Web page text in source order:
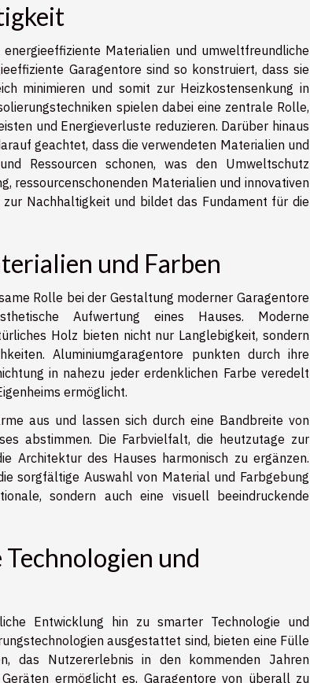
Materialien und umweltfreundliche
Garagentore sind so konstruiert, dass sie
minimieren und somit zur Heizkostensenkung in
spielen dabei eine zentrale Rolle,
und Energieverluste reduzieren. Darüber hinaus
geachtet, dass die verwendeten Materialien und
Ressourcen schonen, was den Umweltschutz
ressourcenschonenden Materialien und innovativen
Nachhaltigkeit und bildet das Fundament für die
und Farben
Rolle bei der Gestaltung moderner Garagentore
Aufwertung eines Hauses. Moderne
Holz bieten nicht nur Langlebigkeit, sondern
Aluminiumgaragentore punkten durch ihre
in nahezu jeder erdenklichen Farbe veredelt
ermöglicht.
aus und lassen sich durch eine Bandbreite von
abstimmen. Die Farbvielfalt, die heutzutage zur
Architektur des Hauses harmonisch zu ergänzen.
sorgfältige Auswahl von Material und Farbgebung
sondern auch eine visuell beeindruckende
und
Entwicklung hin zu smarter Technologie und
ausgestattet sind, bieten eine Fülle
das Nutzererlebnis in den kommenden Jahren
ermöglicht es, Garagentore von überall zu